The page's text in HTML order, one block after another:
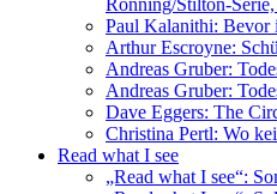
Rönning/Stilton-
Paul Kalanithi: Bevor
Arthur Escroyne:
Andreas Gruber:
Andreas Gruber:
Dave Eggers: The
Christina Pertl: Wo
Read what I see
„Read what I see“: